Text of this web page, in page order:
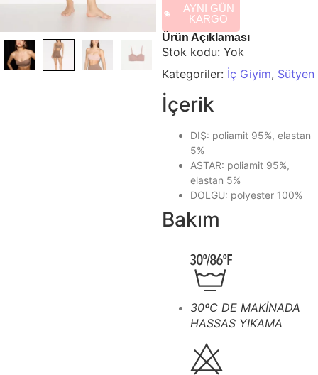
AYNI GÜN
KARGO
Ürün Açıklaması
Stok kodu:Yok
Kategoriler: İç Giyim, Sütyen
İçerik
DIŞ: poliamit 95%, elastan
5%
ASTAR: poliamit 95%,
elastan 5%
DOLGU: polyester 100%
Bakım
30ºC DE MAKİNADA
HASSAS YIKAMA